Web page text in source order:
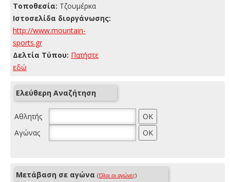
Τοποθεσία: Τζουμέρκα
Ιστοσελίδα διοργάνωσης:
http://www.mountain-
sports.gr
Δελτία Τύπου: Πατήστε
εδώ
Ελεύθερη Αναζήτηση
Αθλητής
Αγώνας
Μετάβαση σε αγώνα (Όλοι οι αγώνες)